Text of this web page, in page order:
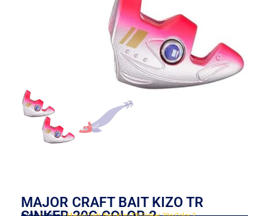
MAJOR CRAFT BAIT KIZO TR